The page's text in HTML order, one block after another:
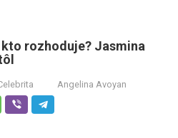
rozhoduje? Jasmina
Angelina Avoyan